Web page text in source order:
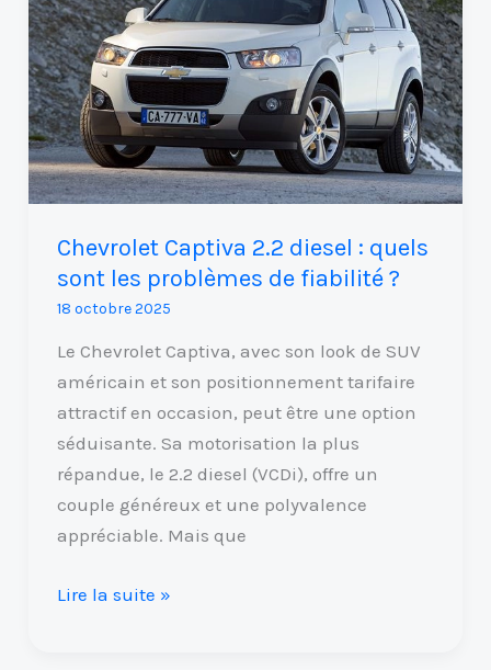
Chevrolet Captiva 2.2 diesel : quels
sont les problèmes de fiabilité ?
18 octobre 2025
Le Chevrolet Captiva, avec son look de SUV
américain et son positionnement tarifaire
attractif en occasion, peut être une option
séduisante. Sa motorisation la plus
répandue, le 2.2 diesel (VCDi), offre un
couple généreux et une polyvalence
appréciable. Mais que
diesel
:
quels
sont
les
problèmes
de
fiabilité
Lire la suite »